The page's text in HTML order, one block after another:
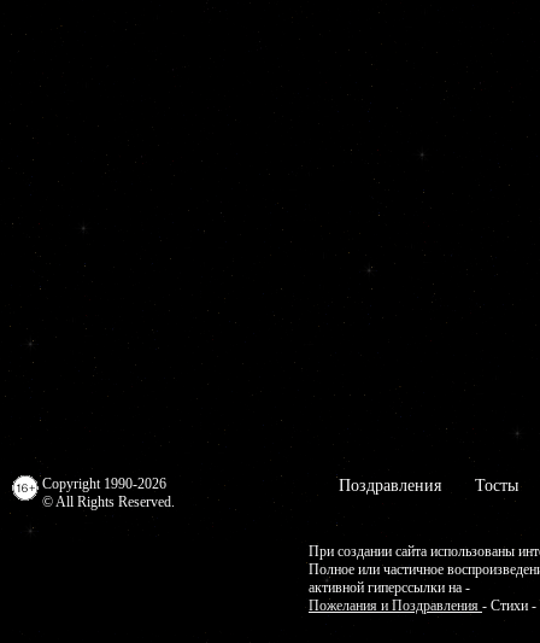
Copyright 1990-2026
© All Rights Reserved.
Поздравления Тосты
При создании сайта использованы
Полное или частичное
активной гиперссылки на -
Пожелания и Поздравления - Стихи -